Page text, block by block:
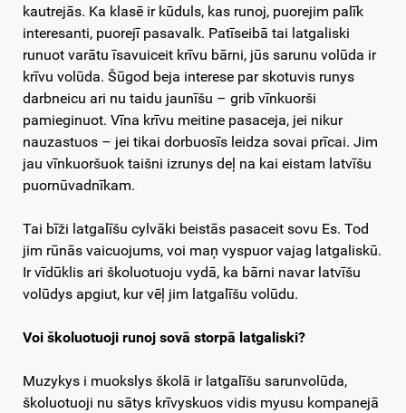
kautrejās. Ka klasē ir kūduls, kas runoj, puorejim palīk
interesanti, puorejī pasavalk. Patīseibā tai latgaliski
runuot varātu īsavuiceit krīvu bārni, jūs sarunu volūda ir
krīvu volūda. Šūgod beja interese par skotuvis runys
darbneicu ari nu taidu jaunīšu – grib vīnkuorši
pamieginuot. Vīna krīvu meitine pasaceja, jei nikur
nauzastuos – jei tikai dorbuosīs leidza sovai prīcai. Jim
jau vīnkuoršuok taišni izrunys deļ na kai eistam latvīšu
puornūvadnīkam.
Tai bīži latgalīšu cylvāki beistās pasaceit sovu Es. Tod
jim rūnās vaicuojums, voi maņ vyspuor vajag latgaliskū.
Ir vīdūklis ari školuotuoju vydā, ka bārni navar latvīšu
volūdys apgiut, kur vēļ jim latgalīšu volūdu.
Voi školuotuoji runoj sovā storpā latgaliski?
Muzykys i muokslys školā ir latgalīšu sarunvolūda,
školuotuoji nu sātys krīvyskuos vidis myusu kompanejā